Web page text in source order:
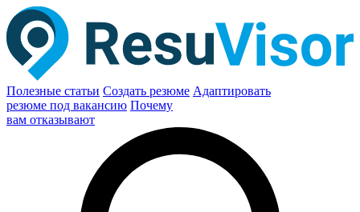
Полезные статьи Создать резюме Адаптировать
резюме под вакансию Почему
вам отказывают